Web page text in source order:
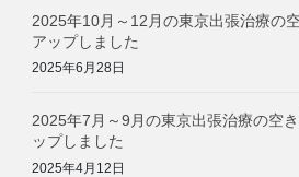
2025年10月～12月の東京出張治療の
アップしました
2025年6月28日
2025年7月～9月の東京出張治療の空
ップしました
2025年4月12日